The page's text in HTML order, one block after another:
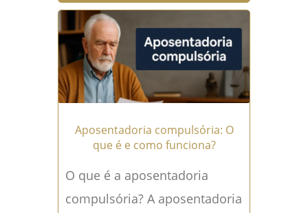
de transtorno bipolar pode...
Leia mais →
Aposentadoria compulsória: O
que é e como funciona?
O que é a aposentadoria
compulsória? A aposentadoria